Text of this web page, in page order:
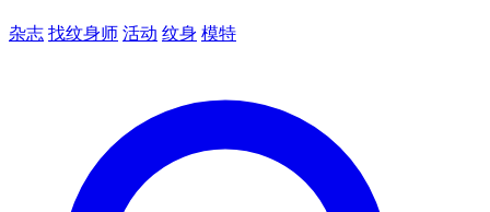
杂志 找纹身师 活动 纹身 模特